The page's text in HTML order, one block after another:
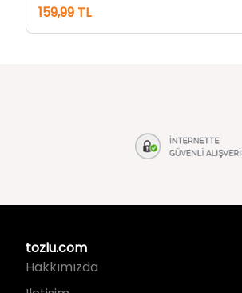
tozlu.com
İletişim
Kargo Takip